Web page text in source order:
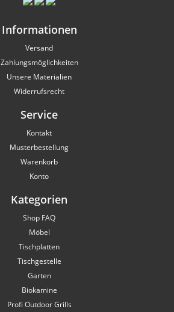
Informationen
Versand
Zahlungsmöglichkeiten
Unsere Materialien
Widerrufsrecht
Service
Kontakt
Musterbestellung
Warenkorb
Konto
Kategorien
Shop FAQ
Möbel
Tischplatten
Tischgestelle
Garten
Biokamine
Profi Outdoor Grills